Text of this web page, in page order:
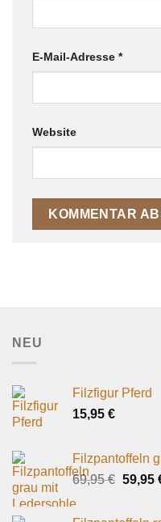
E-Mail-Adresse *
Website
NEU
Filzfigur Pferd
15,95 €
Filzpantoffeln
69,95€ 59,95